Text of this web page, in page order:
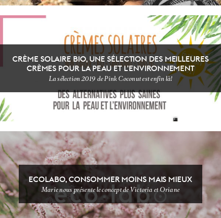
CRÈME SOLAIRE BIO, UNE SÉLECTION DES MEILLEURES
CRÈMES POUR LA PEAU ET L’ENVIRONNEMENT
La sélection 2019 de Pink Coconut est enfin là!
ECOLABO, CONSOMMER MOINS MAIS MIEUX
Marie nous présente le concept de Victoria et Oriane